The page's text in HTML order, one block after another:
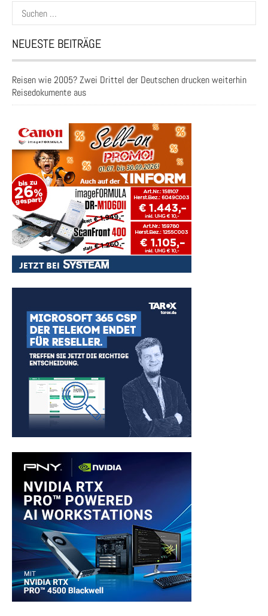
Suchen
nach:
NEUESTE BEITRÄGE
Reisen wie 2005? Zwei Drittel der Deutschen drucken weiterhin
Reisedokumente aus